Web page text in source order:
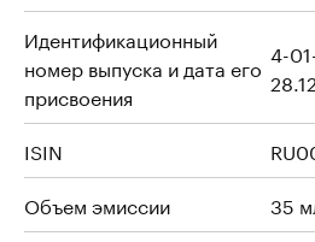
Идентификационный
номер выпуска и дата его
присвоения
4-
ISIN
Объем эмиссии
35